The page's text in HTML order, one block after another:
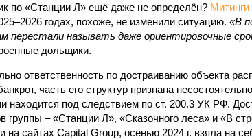
по «Станции Л» ещё даже не определён? Митинги
годах, похоже, не изменили ситуацию. «В
перестали называть даже ориентировочные
дольщики.
ответственность по достраиванию объекта
часть его структур признана
находится под следствием по ст. 200.3 УК РФ.
группы – «Станции Л», «Сказочного леса» и «В
на сайтах Capital Group, осенью 2024 г. взяла на